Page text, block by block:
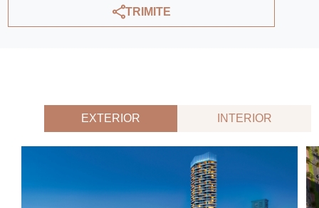
TRIMITE
EXTERIOR INTERIOR